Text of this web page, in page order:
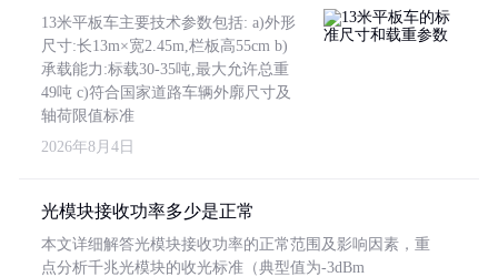
13米平板车主要技术参数包括: a)外形
尺寸:长13m×宽2.45m,栏板高55cm b)
承载能力:标载30-35吨,最大允许总重
49吨 c)符合国家道路车辆外廓尺寸及
轴荷限值标准
2026年8月4日
光模块接收功率多少是正常
本文详细解答光模块接收功率的正常范围及影响因素，重
点分析千兆光模块的收光标准（典型值为-3dBm